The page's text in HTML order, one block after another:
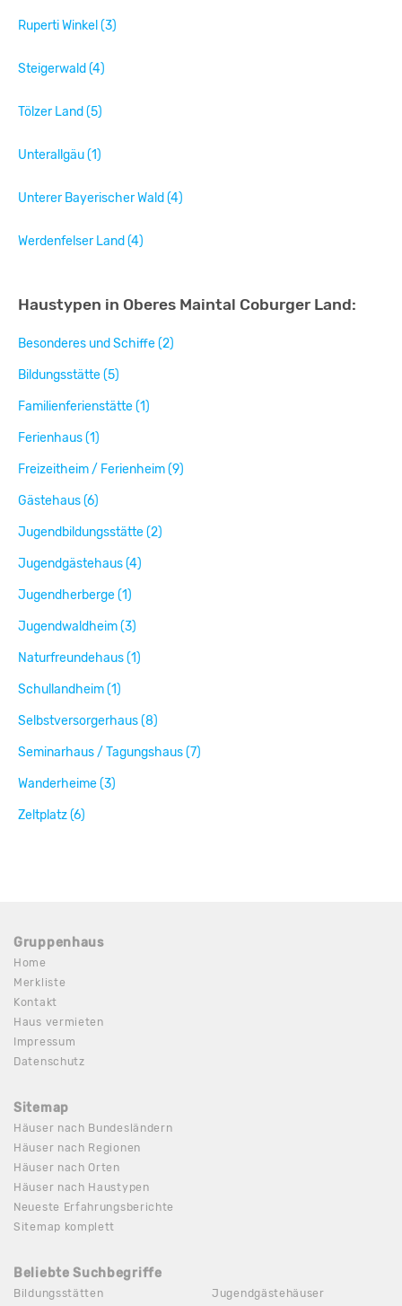
Ruperti Winkel (3)
Steigerwald (4)
Tölzer Land (5)
Unterallgäu (1)
Unterer Bayerischer Wald (4)
Werdenfelser Land (4)
Haustypen in Oberes Maintal Coburger Land:
Besonderes und Schiffe (2)
Bildungsstätte (5)
Familienferienstätte (1)
Ferienhaus (1)
Freizeitheim / Ferienheim (9)
Gästehaus (6)
Jugendbildungsstätte (2)
Jugendgästehaus (4)
Jugendherberge (1)
Jugendwaldheim (3)
Naturfreundehaus (1)
Schullandheim (1)
Selbstversorgerhaus (8)
Seminarhaus / Tagungshaus (7)
Wanderheime (3)
Zeltplatz (6)
Gruppenhaus
Home
Merkliste
Kontakt
Haus vermieten
Impressum
Datenschutz
Sitemap
Häuser nach Bundesländern
Häuser nach Regionen
Häuser nach Orten
Häuser nach Haustypen
Neueste Erfahrungsberichte
Sitemap komplett
Beliebte Suchbegriffe
Bildungsstätten Jugendgästehäuser